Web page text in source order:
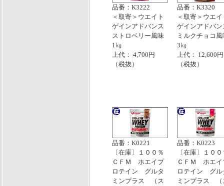
品番：K3222
＜取寄＞ウエイト
ゲインアドバンス
ストロベリー風味
1㎏
上代： 4,700円
（税抜）
品番：K3320
＜取寄＞ウエイ
ゲインアドバン
ミルクチョコ風
3㎏
上代： 12,600円
（税抜）
品番：K0221
〔在庫〕１００％
ＣＦＭ ホエイプ
ロテイン グルタ
ミンプラス （ス
品番：K0223
〔在庫〕１０
ＣＦＭ ホエイ
ロテイン グル
ミンプラス （